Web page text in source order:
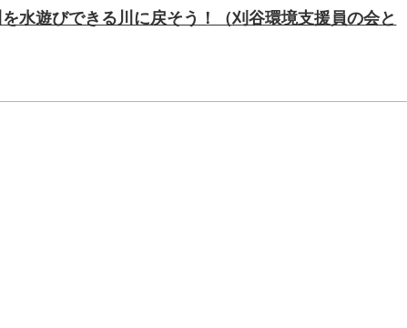
水遊びできる川に戻そう！（刈谷環境支援員の会と